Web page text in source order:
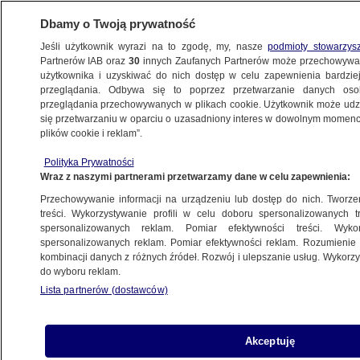
KRAKÓW
przygotował jajecznicę. Chciał zwrócić
uwagę na problem braku drzew
30.06.2021, 15:25
Udostępnij
Dbamy o Twoją prywatność
Jeśli użytkownik wyrazi na to zgodę, my, naszepodmioty
Partnerów IAB oraz30 innych Zaufanych Partnerów może
użytkownika i uzyskiwać do nich dostęp w celu zapewnienia
przeglądania. Odbywa się to poprzez przetwarzanie danych
przeglądania przechowywanych w plikach cookie. Użytkownik może
się przetwarzaniu w oparciu o uzasadniony interes w dowolnym
plików cookie i reklam”.
Polityka Prywatności
Wraz z naszymi partnerami przetwarzamy dane w celu zapewnienia:
Przechowywanie informacji na urządzeniu lub dostęp do nich.
treści. Wykorzystywanie profili w celu doboru spersonalizowanych
spersonalizowanych reklam. Pomiar efektywności treści.
spersonalizowanych reklam. Pomiar efektywności reklam.
kombinacji danych z różnych źródeł. Rozwój i ulepszanie usług.
do wyboru reklam.
Lista partnerów (dostawców)
Akceptuję